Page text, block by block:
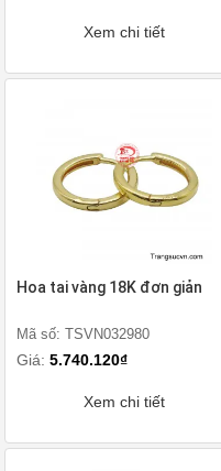
Xem chi tiết
Hoa tai vàng 18K đơn giản
Mã số: TSVN032980
Giá: 5.740.120₫
Xem chi tiết